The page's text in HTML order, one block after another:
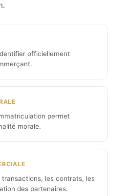
officiellement
permet
morale.
transactions, les contrats, les
des partenaires.